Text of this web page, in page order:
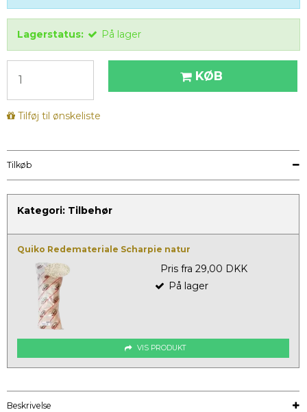
Lagerstatus: På lager
KØB
Tilføj til ønskeliste
Tilkøb
Kategori: Tilbehør
Quiko Redemateriale Scharpie natur
Pris fra 29,00 DKK
På lager
VIS PRODUKT
Beskrivelse